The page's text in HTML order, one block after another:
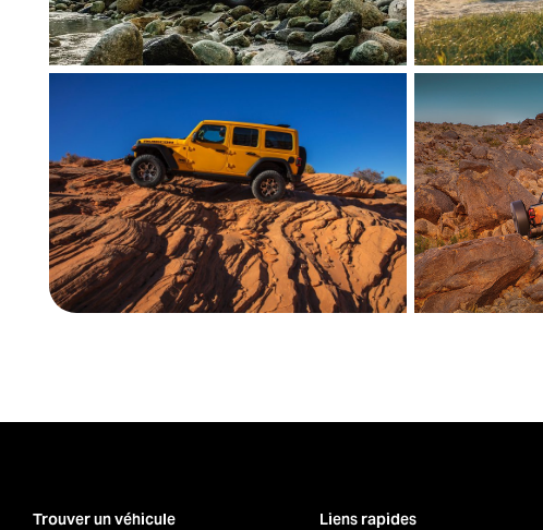
Trouver un véhicule Liens rapides